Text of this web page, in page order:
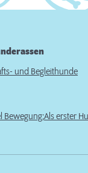
und Begleithunde
Bewegung;Als erster